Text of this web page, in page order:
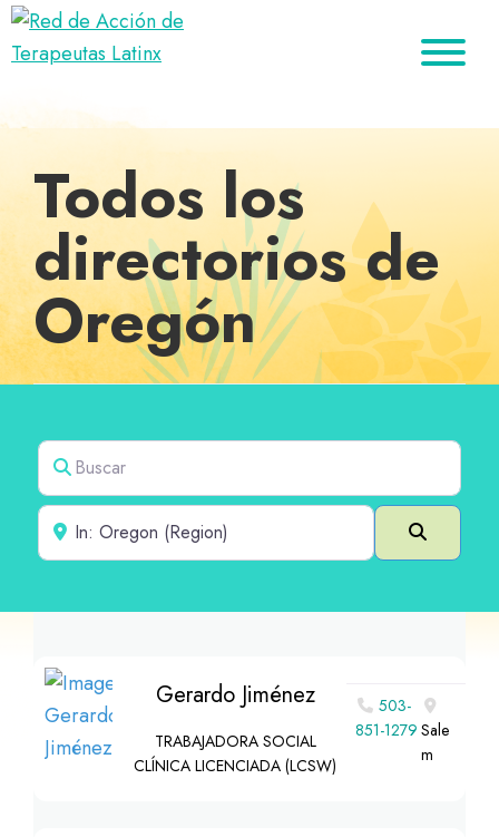
Saltar
navegación
Ir
al
Saltar
al
Acción
Terapeutas
Latinx
Latinx
Todos los
directorios de
Oregón
Buscar
Cerca de
Buscar
Gerardo Jiménez
TRABAJADORA SOCIAL
CLÍNICA LICENCIADA (LCSW)
503-
851-1279 Sale
m